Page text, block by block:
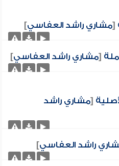
[مشاري راشد العفاسي]
[مشاري راشد العفاسي]
[مشاري راشد
راشد العفاسي]